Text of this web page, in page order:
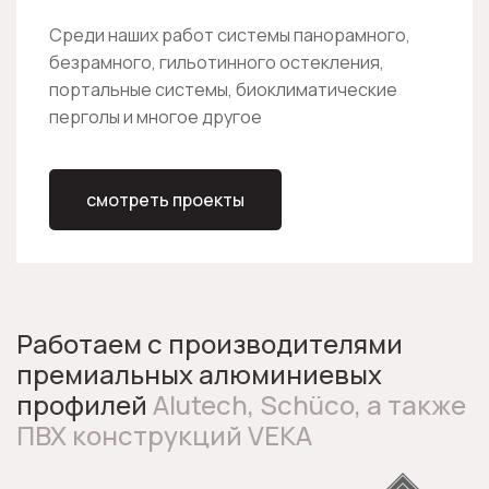
Среди наших работ системы панорамного,
безрамного, гильотинного остекления,
портальные системы, биоклиматические
перголы и многое другое
смотреть проекты
Работаем с производителями
премиальных алюминиевых
профилей Alutech, Schüco, а также
ПВХ конструкций VEKA